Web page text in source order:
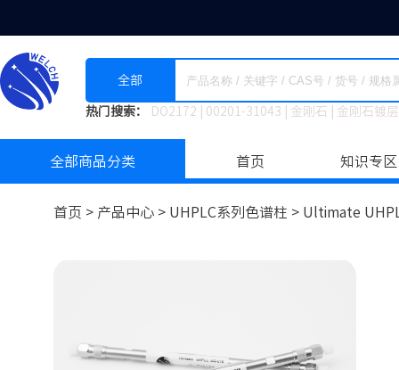
全部
热门搜索： DO2172 00201-31043 金刚石 金刚石镀
全部商品分类 首页 知识专区
首页 > 产品中心 > UHPLC系列色谱柱 > Ultimate